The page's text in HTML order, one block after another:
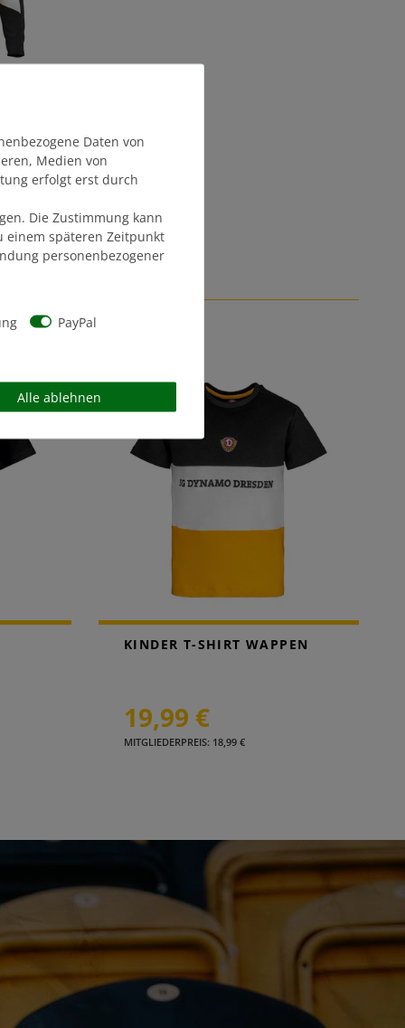
KINDER T-SHIRT WAPPEN
19,99 €
MITGLIEDERPREIS: 18,99 €
Daten von
Medien von
erfolgt erst durch
Die Zustimmung kann
einem späteren Zeitpunkt
personenbezogener
PayPal
Alle ablehnen